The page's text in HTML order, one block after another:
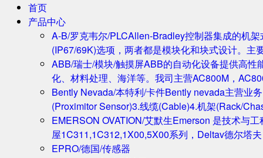
首页
产品中心
A-B/罗克韦尔/PLCAllen-Bradley控制器集成的机
(IP67/69K)选项，两者都是模块化和块式设计。
ABB/瑞士/模块/触摸屏ABB的自动化设备提供高性
化、材料处理、海洋等。我司主营AC800M，
Bently Nevada/本特利/卡件Bently nevada主营业
(Proximitor Sensor)3.线缆(Cable)4.机架(Rack/
EMERSON OVATION/艾默生Emerson 是技术与
屋1C311,1C312,1X00,5X00系列，Deltav德尔塔
EPRO/德国/传感器